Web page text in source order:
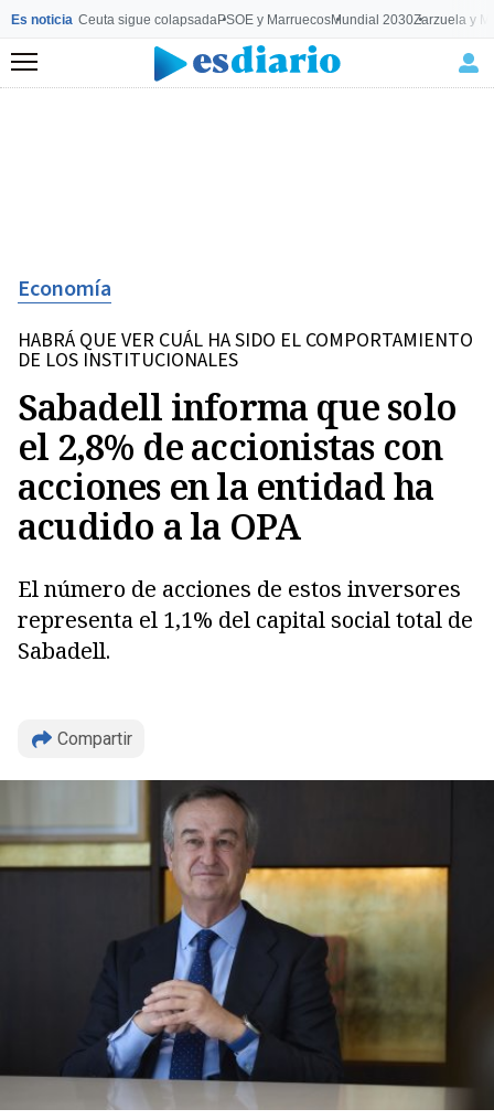
Es noticia Ceuta sigue colapsadaPSOE y MarruecosMundial 2030Zarzuela y
Menú
Economía
HABRÁ QUE VER CUÁL HA SIDO EL COMPORTAMIENTO
DE LOS INSTITUCIONALES
Sabadell informa que solo
el 2,8% de accionistas con
acciones en la entidad ha
acudido a la OPA
El número de acciones de estos inversores
representa el 1,1% del capital social total de
Sabadell.
Compartir
Copiar